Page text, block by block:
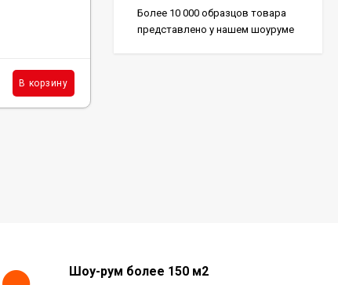
В корзину
Romano Sand 60x120, HCC9
Более 10 000 образцов товара
представлено у нашем шоуруме
Шоу-рум более 150 м2